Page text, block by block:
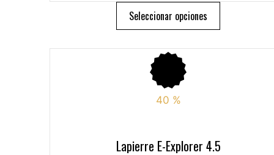
Seleccionar opciones
40 %
Lapierre E-Explorer 4.5